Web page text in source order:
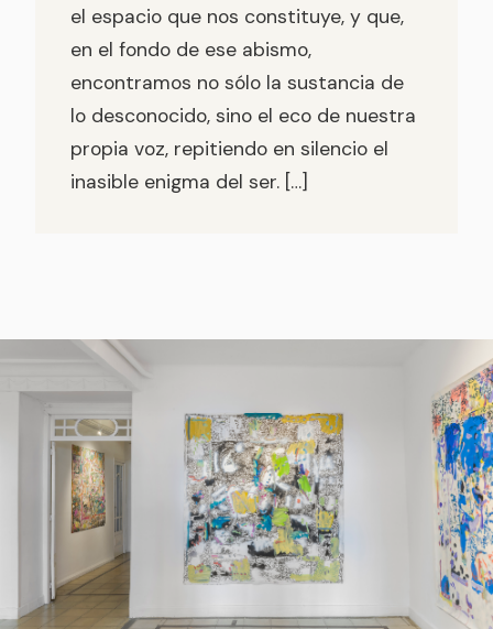
el espacio que nos constituye, y que,
en el fondo de ese abismo,
encontramos no sólo la sustancia de
lo desconocido, sino el eco de nuestra
propia voz, repitiendo en silencio el
inasible enigma del ser. […]